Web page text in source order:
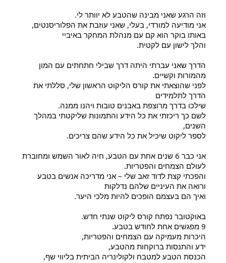
וזה הרגע שאני מבינה שהטבע לא יוותר לי.
אני מודיעה למורדי, בעלי, שאני עוזבת את הפלוריסנטים,
באותו בוקר הוא קם עם מנהלת המחקר באיביי
והלך לישון עם לקטית.
מהמורות וקשיים.
הדרך לתלמידים
שילכו בדרך מרוצפת באבנים טובות ויהנו ממנה.
השנים,
לספר ליקוט שיכיל את כל הידע שהם צריכים.
לעולם הצמחים והפטריות.
ורואה את העיניים שלהם נדלקות
ואיך הם בעצמם הופכים להיות מלכי היער.
באוקטובר נפתח קורס ליקוט שנתי חדש.
9 מפגשים אחת לחודש בטבע.
היכרות מעמיקה עם הצמחים והפטריות,
ידע והתנסות ברוקחות מהטבע,
הכנסת הטבע למטבח ולקולינריה הביתית בליווי שף,